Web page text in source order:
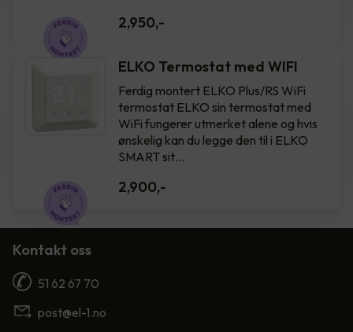
2,950,-
ELKO Termostat med WIFI
Ferdig montert ELKO Plus/RS WiFi
termostat ELKO sin termostat med
WiFi fungerer utmerket alene og hvis
ønskelig kan du legge den til i ELKO
SMART sit…
2,900,-
Kontakt oss
51 62 67 70
post@el-1.no